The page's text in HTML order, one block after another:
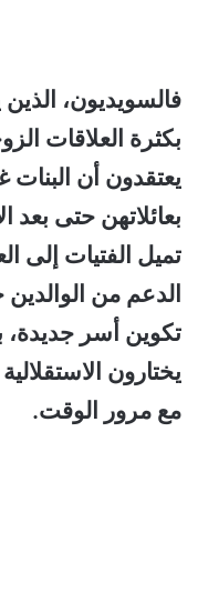
فالسويديون،
بكثرة العلاقات
يعتقدون أن البنات
بعائلاتهن حتى بعد
تميل الفتيات إلى
الدعم من
تكوين أسر جديدة،
يختارون
مع مرور الوقت.